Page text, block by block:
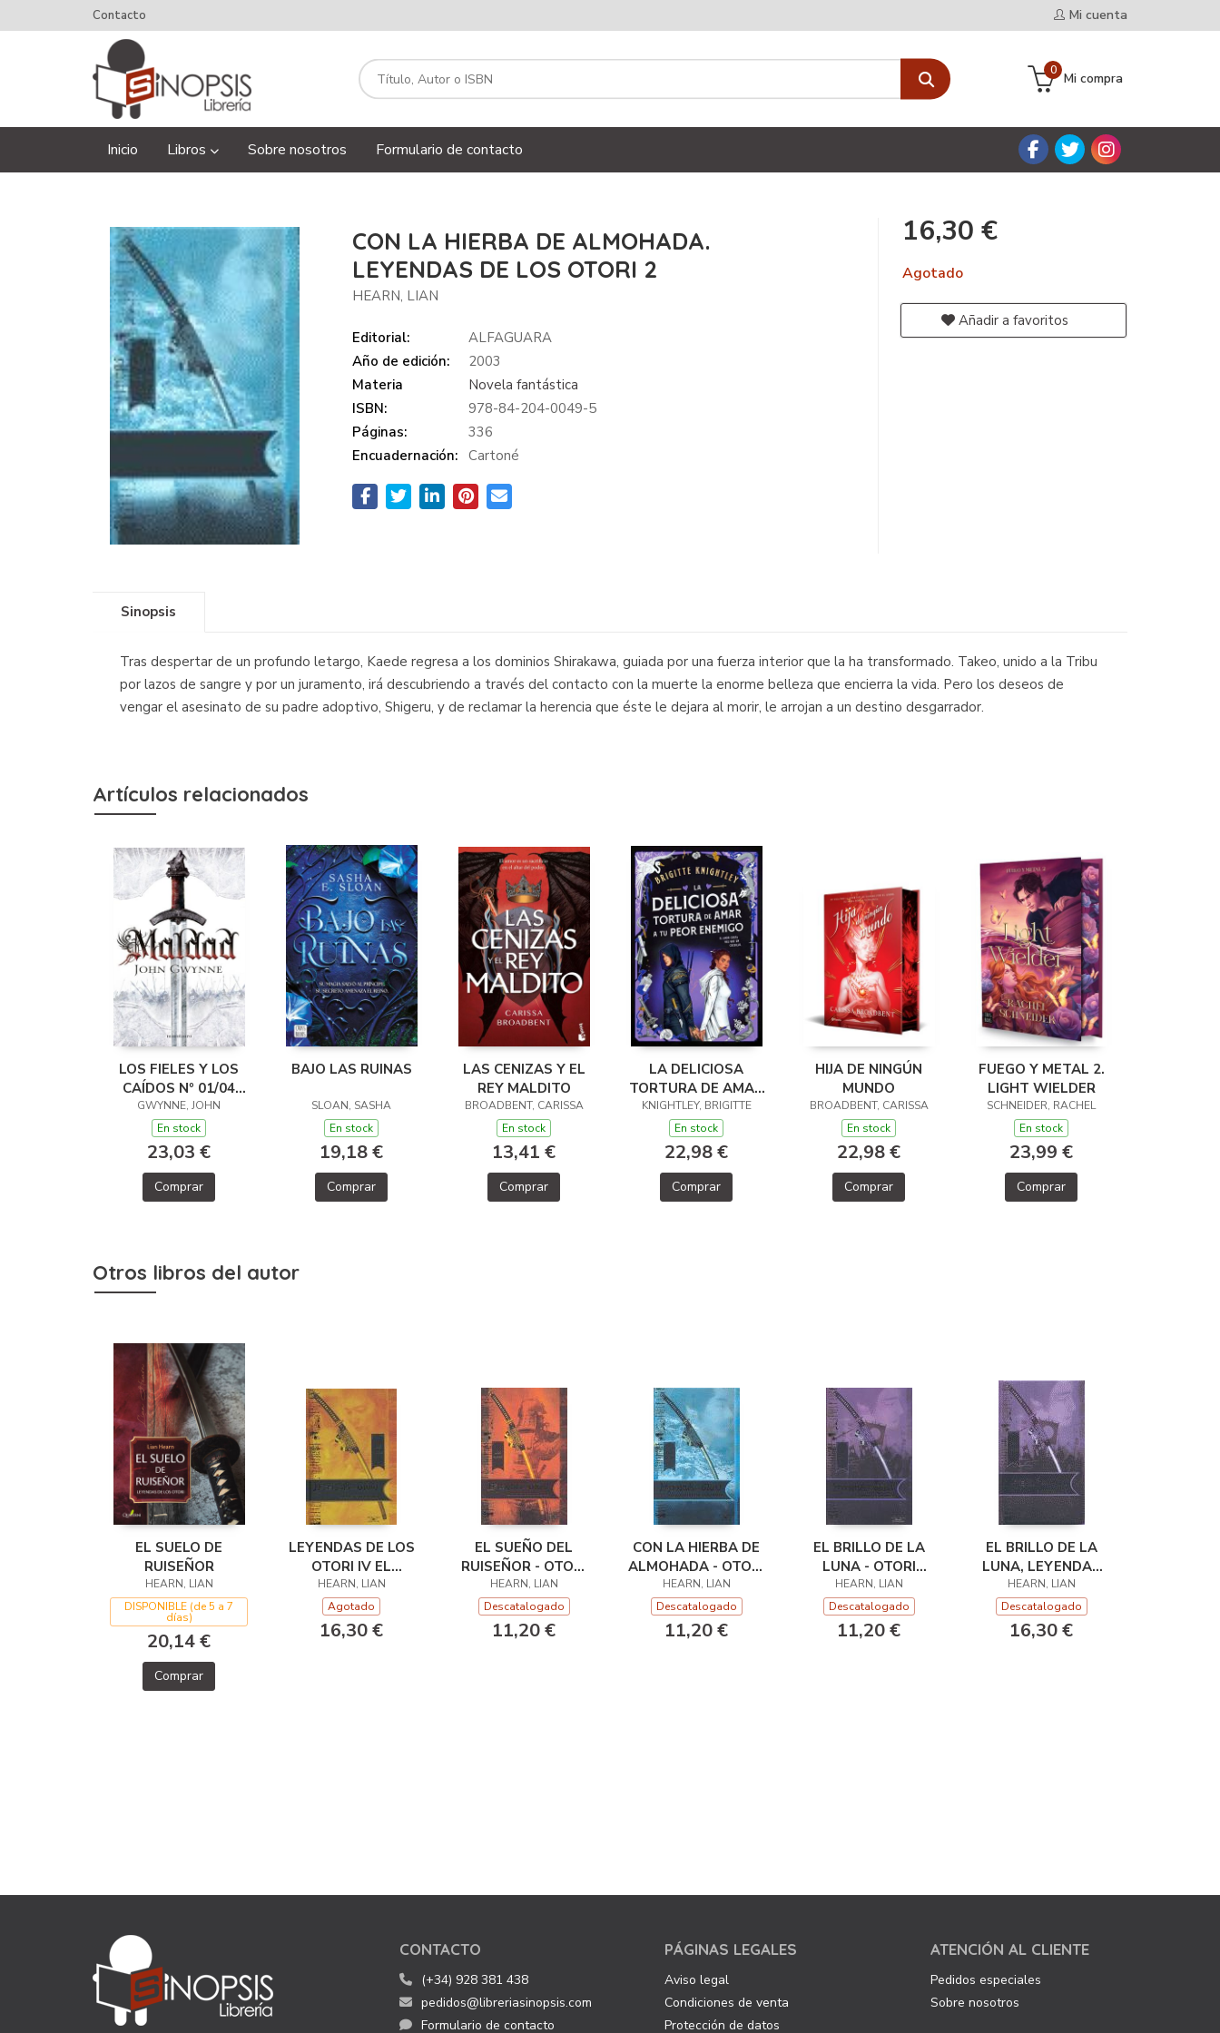
Mi cuenta
Contacto
Mi compra
0
Inicio Libros Sobre nosotros Formulario de contacto
CON LA HIERBA DE ALMOHADA.
LEYENDAS DE LOS OTORI 2
HEARN, LIAN
Editorial:
ALFAGUARA
Año de edición:
2003
Materia
Novela fantástica
ISBN:
978-84-204-0049-5
Páginas:
336
Encuadernación:
Cartoné
16,30 €
Agotado
Añadir a favoritos
Sinopsis
Tras despertar de un profundo letargo, Kaede regresa a los dominios Shirakawa, guiada por una fuerza interior que la ha transformado. Takeo, unido a la Tribu
por lazos de sangre y por un juramento, irá descubriendo a través del contacto con la muerte la enorme belleza que encierra la vida. Pero los deseos de
vengar el asesinato de su padre adoptivo, Shigeru, y de reclamar la herencia que éste le dejara al morir, le arrojan a un destino desgarrador.
Artículos relacionados
LOS FIELES Y LOS
CAÍDOS Nº 01/04
MALDAD
GWYNNE, JOHN
En stock
23,03 €
Comprar
BAJO LAS RUINAS
SLOAN, SASHA
En stock
19,18 €
Comprar
LAS CENIZAS Y EL
REY MALDITO
BROADBENT, CARISSA
En stock
13,41 €
Comprar
LA DELICIOSA
TORTURA DE AMAR
A TU PEOR
ENEMIGO
KNIGHTLEY, BRIGITTE
En stock
22,98 €
Comprar
HIJA DE NINGÚN
MUNDO
BROADBENT, CARISSA
En stock
22,98 €
Comprar
FUEGO Y METAL 2.
LIGHT WIELDER
SCHNEIDER, RACHEL
En stock
23,99 €
Comprar
Otros libros del autor
EL SUELO DE
RUISEÑOR
HEARN, LIAN
DISPONIBLE (de 5 a 7
días)
20,14 €
Comprar
LEYENDAS DE LOS
OTORI IV EL
LAMENTO DE LA
GARZA
HEARN, LIAN
Agotado
16,30 €
EL SUEÑO DEL
RUISEÑOR - OTORI
RUSTICA NR+2
HEARN, LIAN
Descatalogado
11,20 €
CON LA HIERBA DE
ALMOHADA - OTORI
RUSTICA
HEARN, LIAN
Descatalogado
11,20 €
EL BRILLO DE LA
LUNA - OTORI
RUSTICA
HEARN, LIAN
Descatalogado
11,20 €
EL BRILLO DE LA
LUNA, LEYENDAS
OTORI 3
HEARN, LIAN
Descatalogado
16,30 €
CONTACTO
(+34) 928 381 438
pedidos@libreriasinopsis.com
Formulario de contacto
PÁGINAS LEGALES
Aviso legal
Condiciones de venta
Protección de datos
ATENCIÓN AL CLIENTE
Pedidos especiales
Sobre nosotros